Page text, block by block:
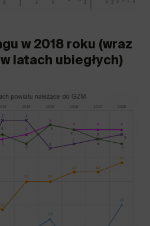
w 2018 roku (wraz
latach ubiegłych)